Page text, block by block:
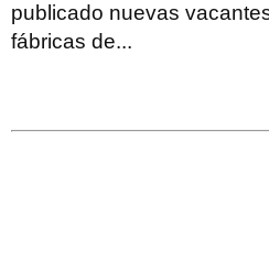
publicado nuevas
fábricas de...